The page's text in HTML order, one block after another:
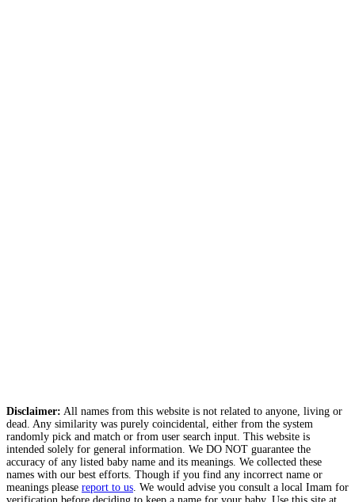
Disclaimer: All names from this website is not related to anyone, living or
dead. Any similarity was purely coincidental, either from the system
randomly pick and match or from user search input. This website is
intended solely for general information. We DO NOT guarantee the
accuracy of any listed baby name and its meanings. We collected these
names with our best efforts. Though if you find any incorrect name or
meanings please report to us . We would advise you consult a local Imam for